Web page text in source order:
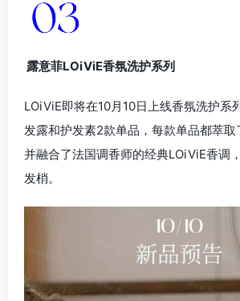
露意菲LOiViE香氛洗护系列
LOiViE即将在10月10日上线香氛洗护系
发露和护发素2款单品，每款单品都萃取
并融合了法国调香师的经典LOiViE香调
发梢。